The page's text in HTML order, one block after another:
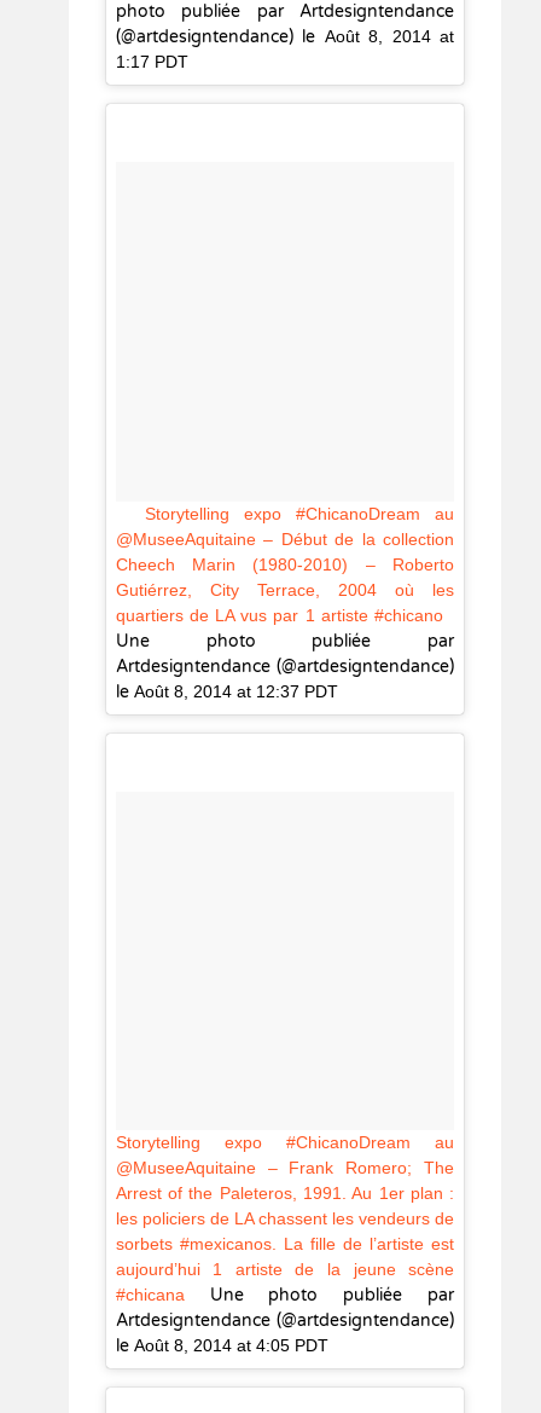
photo publiée par Artdesigntendance
(@artdesigntendance) le Août 8, 2014 at
1:17 PDT
Storytelling expo #ChicanoDream au
@MuseeAquitaine – Début de la collection
Cheech Marin (1980-2010) – Roberto
Gutiérrez, City Terrace, 2004 où les
quartiers de LA vus par 1 artiste #chicano
Une photo publiée par
Artdesigntendance (@artdesigntendance)
le Août 8, 2014 at 12:37 PDT
Storytelling expo #ChicanoDream au
@MuseeAquitaine – Frank Romero; The
Arrest of the Paleteros, 1991. Au 1er plan :
les policiers de LA chassent les vendeurs de
sorbets #mexicanos. La fille de l’artiste est
aujourd’hui 1 artiste de la jeune scène
#chicanaUne photo publiée par
Artdesigntendance (@artdesigntendance)
le Août 8, 2014 at 4:05 PDT